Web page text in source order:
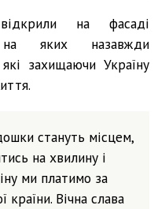
на фасаді
на яких назавжди
які захищаючи Україну
стануть місцем,
на хвилину і
ми платимо за
Вічна слава